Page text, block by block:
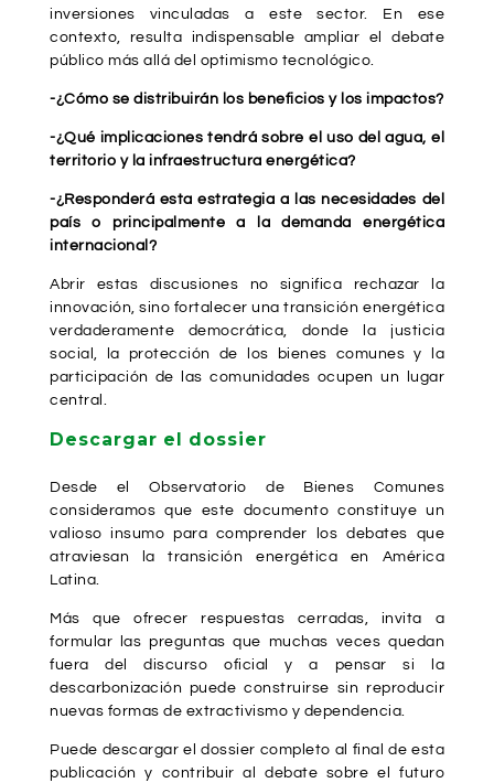
inversiones vinculadas a este sector. En ese
contexto, resulta indispensable ampliar el debate
público más allá del optimismo tecnológico.
-¿Cómo se distribuirán los beneficios y los impactos?
-¿Qué implicaciones tendrá sobre el uso del agua, el
territorio y la infraestructura energética?
-¿Responderá esta estrategia a las necesidades del
país o principalmente a la demanda energética
internacional?
Abrir estas discusiones no significa rechazar la
innovación, sino fortalecer una transición energética
verdaderamente democrática, donde la justicia
social, la protección de los bienes comunes y la
participación de las comunidades ocupen un lugar
central.
Descargar el dossier
Desde el Observatorio de Bienes Comunes
consideramos que este documento constituye un
valioso insumo para comprender los debates que
atraviesan la transición energética en América
Latina.
Más que ofrecer respuestas cerradas, invita a
formular las preguntas que muchas veces quedan
fuera del discurso oficial y a pensar si la
descarbonización puede construirse sin reproducir
nuevas formas de extractivismo y dependencia.
Puede descargar el dossier completo al final de esta
publicación y contribuir al debate sobre el futuro